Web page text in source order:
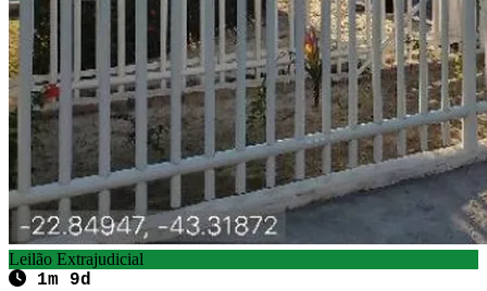
Leilão Extrajudicial
1m 9d